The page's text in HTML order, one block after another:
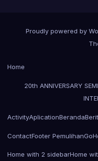
Proudly powered by
Home
20th ANNIVERSARY
ActivityAplicationBeranda
ContactFooter PemulihanGo
Home with 2 sidebarHome